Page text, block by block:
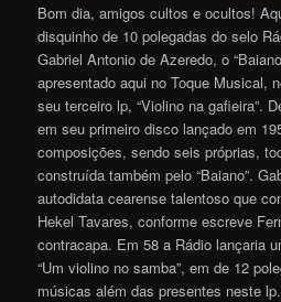
Bom dia, amigos cultos e ocultos!
disquinho de 10 polegadas do selo
Gabriel Antonio de Azeredo, o
apresentado aqui no Toque Musical,
seu terceiro lp, “Violino na gafieira”.
em seu primeiro disco lançado em
composições, sendo seis próprias,
construída também pelo “Baiano”.
autodidata cearense talentoso que
Hekel Tavares, conforme escreve
contracapa. Em 58 a Rádio lançaria
“Um violino no samba”, em de 12
músicas além das presentes neste